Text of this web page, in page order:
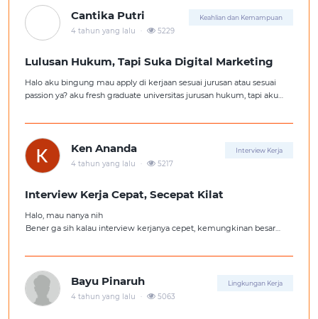
Cantika Putri Keahlian dan Kemampuan
4 tahun yang lalu . 5229
Lulusan Hukum, Tapi Suka Digital Marketing
Halo aku bingung mau apply di kerjaan sesuai jurusan atau sesuai
passion ya? aku fresh graduate universitas jurusan hukum, tapi aku
aku ambil kerjaan sesuai jurusan.
Ken Ananda Interview Kerja
4 tahun yang lalu . 5217
Interview Kerja Cepat, Secepat Kilat
Halo, mau nanya nih
Bener ga sih kalau interview kerjanya cepet, kemungkinan besar
Tolong pencerahannya dong kakak-kakak semua, soalnya aku fresh
Bayu Pinaruh Lingkungan Kerja
4 tahun yang lalu . 5063